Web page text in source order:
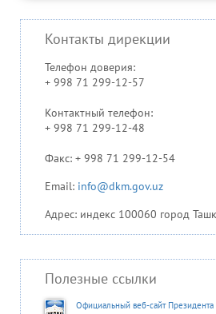
Контакты дирекции
Телефон доверия:
+ 998 71 299-12-57
Контактный телефон:
+ 998 71 299-12-48
Факс: + 998 71 299-12-54
Email: info@dkm.gov.uz
Адрес: индекс 100060 город
Полезные ссылки
Официальный веб-сайт Президента